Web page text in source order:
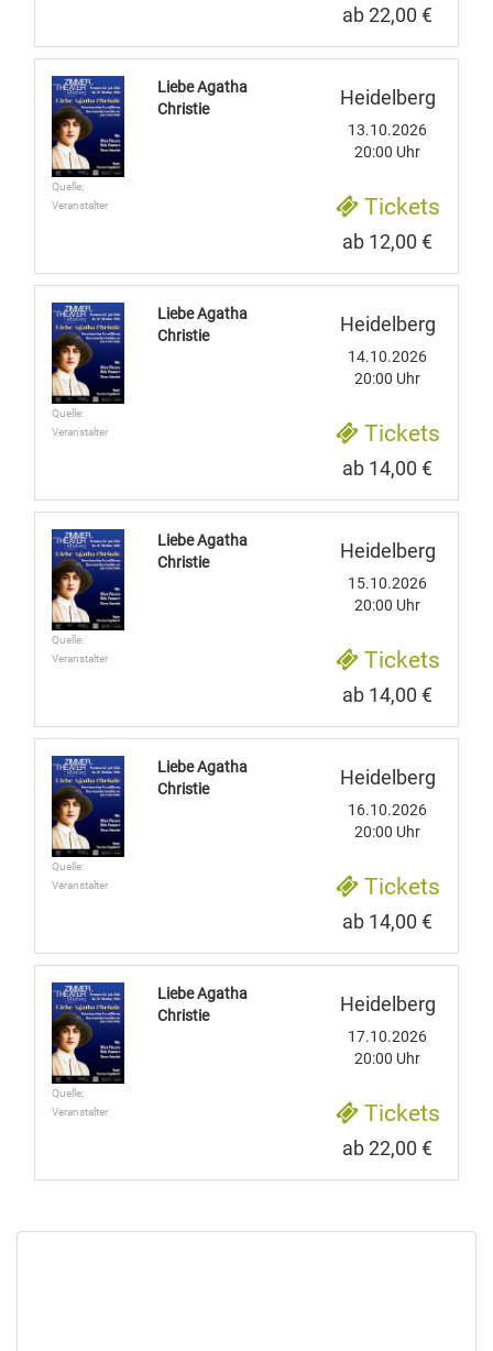
ab 22,00 €
Quelle:
Veranstalter
Liebe Agatha
Christie
Heidelberg
13.10.2026
20:00 Uhr
Tickets
ab 12,00 €
Quelle:
Veranstalter
Liebe Agatha
Christie
Heidelberg
14.10.2026
20:00 Uhr
Tickets
ab 14,00 €
Quelle:
Veranstalter
Liebe Agatha
Christie
Heidelberg
15.10.2026
20:00 Uhr
Tickets
ab 14,00 €
Quelle:
Veranstalter
Liebe Agatha
Christie
Heidelberg
16.10.2026
20:00 Uhr
Tickets
ab 14,00 €
Quelle:
Veranstalter
Liebe Agatha
Christie
Heidelberg
17.10.2026
20:00 Uhr
Tickets
ab 22,00 €